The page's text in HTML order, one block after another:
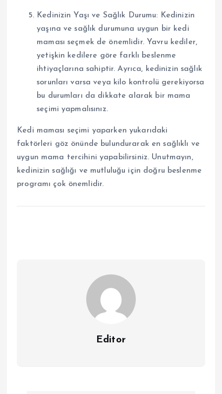
Kedinizin Yaşı ve Sağlık Durumu: Kedinizin
yaşına ve sağlık durumuna uygun bir kedi
maması seçmek de önemlidir. Yavru kediler,
yetişkin kedilere göre farklı beslenme
ihtiyaçlarına sahiptir. Ayrıca, kedinizin sağlık
sorunları varsa veya kilo kontrolü gerekiyorsa
bu durumları da dikkate alarak bir mama
seçimi yapmalısınız.
Kedi maması seçimi yaparken yukarıdaki
faktörleri göz önünde bulundurarak en sağlıklı ve
uygun mama tercihini yapabilirsiniz. Unutmayın,
kedinizin sağlığı ve mutluluğu için doğru beslenme
programı çok önemlidir.
Editor